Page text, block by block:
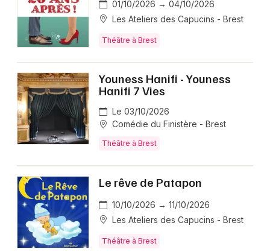
01/10/2026 → 04/10/2026
Les Ateliers des Capucins - Brest
Théâtre à Brest
Youness Hanifi - Youness
Hanifi 7 Vies
Le 03/10/2026
Comédie du Finistère - Brest
Théâtre à Brest
Le rêve de Patapon
10/10/2026 → 11/10/2026
Les Ateliers des Capucins - Brest
Théâtre à Brest